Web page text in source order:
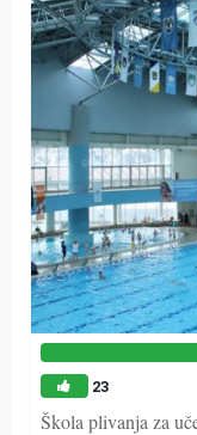
23
Škola plivanja za